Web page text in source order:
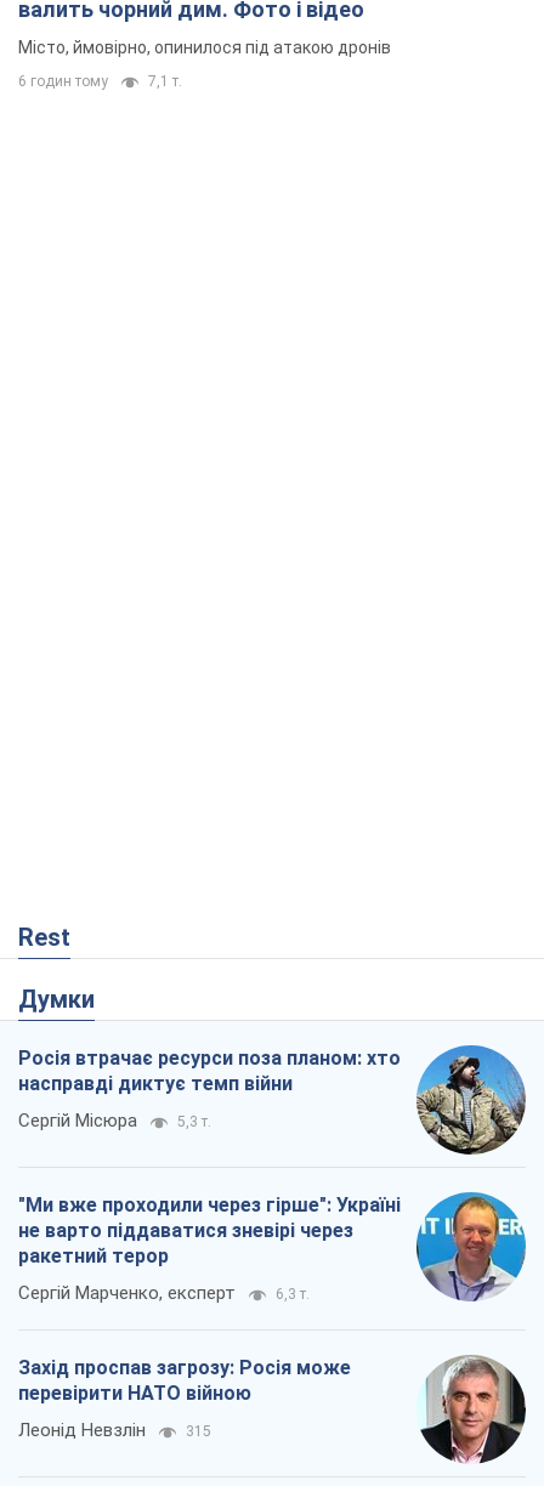
валить чорний дим. Фото і відео
Місто, ймовірно, опинилося під атакою дронів
6 годин тому 7,1 т.
Rest
Думки
Росія втрачає ресурси поза планом: хто
насправді диктує темп війни
Сергій Місюра 5,3 т.
"Ми вже проходили через гірше": Україні
не варто піддаватися зневірі через
ракетний терор
Сергій Марченко, експерт 6,3 т.
Захід проспав загрозу: Росія може
перевірити НАТО війною
Леонід Невзлін 315